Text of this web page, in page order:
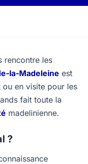
rencontre les
la-Madeleine est
en visite pour les
fait toute la
madelinienne.
?